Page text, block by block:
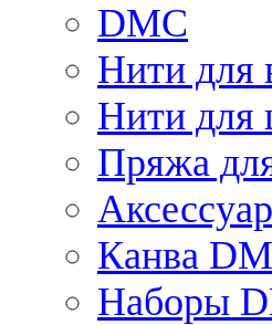
DMC
Нити для
Нити для
Пряжа
Канва
Наборы